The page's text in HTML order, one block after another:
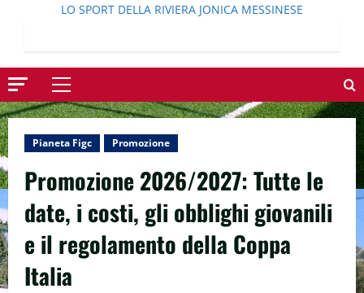
LO SPORT DELLA RIVIERA JONICA MESSINESE
Menu
principale
Pianeta Figc Promozione
Promozione 2026/2027: Tutte le
date, i costi, gli obblighi giovanili
e il regolamento della Coppa
Italia